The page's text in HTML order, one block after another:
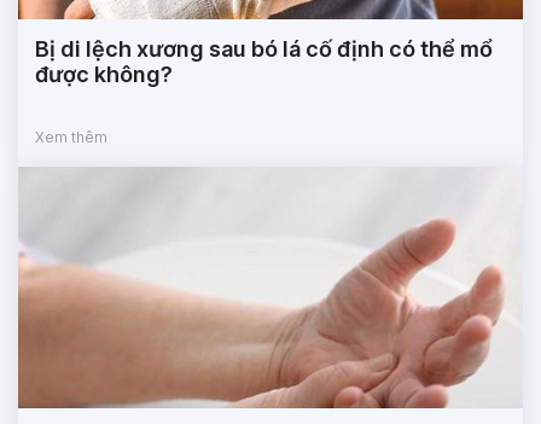
Bị di lệch xương sau bó lá cố định có thể mổ
được không?
Xem thêm